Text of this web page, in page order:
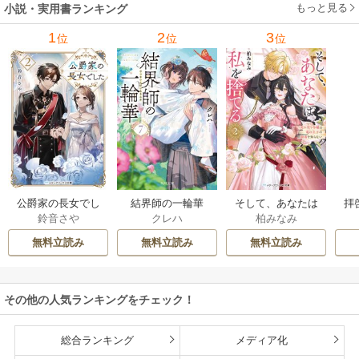
小説・実用書ランキング もっと見る
1位
公爵家の長女でし
た
鈴音さや
無料立読み
2位
結界師の一輪華
クレハ
無料立読み
3位
そして、あなたは
私を捨てる
柏みなみ
無料立読み
拝
その他の人気ランキングをチェック！
総合ランキング メディア化